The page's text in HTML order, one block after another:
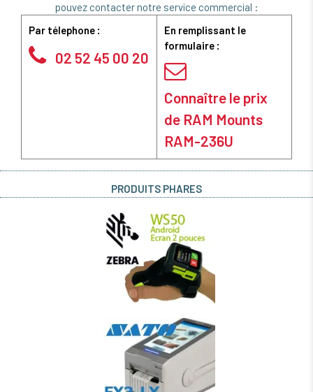
pouvez contacter notre service commercial :
Par télephone :
02 52 45 00 20
En remplissant le
formulaire :
Connaître le prix
de RAM Mounts
RAM-236U
PRODUITS PHARES